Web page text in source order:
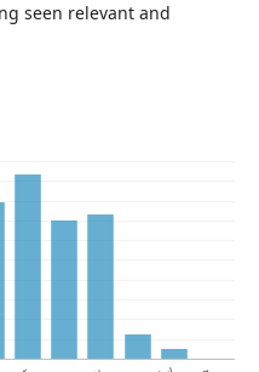
seen relevant and